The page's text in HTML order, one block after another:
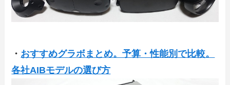
・ おすすめグラボまとめ。予算・性能別で比較。
各社AIBモデルの選び方